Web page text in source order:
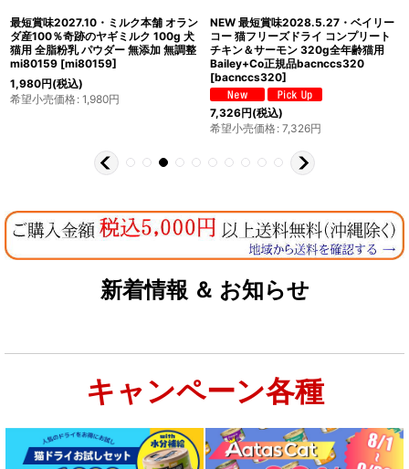
最短賞味2027.10・ミルク本舗 オラン
ダ産100％奇跡のヤギミルク 100g 犬
猫用 全脂粉乳 パウダー 無添加 無調整
mi80159 [mi80159]
1,980円(税込)
希望小売価格: 1,980円
NEW 最短賞味2028.5.27・ベイリー
コー 猫フリーズドライ コンプリート
チキン＆サーモン 320g全年齢猫用
Bailey+Co正規品bacnccs320
[bacnccs320]
7,326円(税込)
希望小売価格: 7,326円
新着情報 ＆ お知らせ
キャンペーン各種